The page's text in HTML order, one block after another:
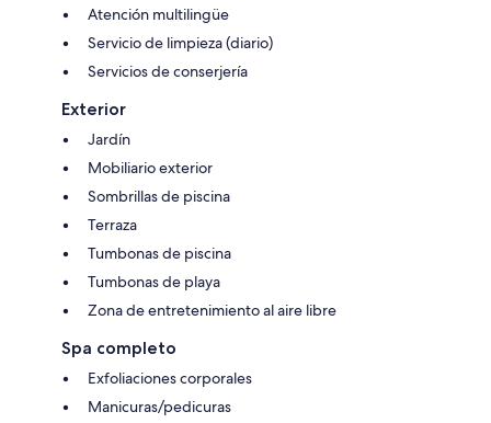
Atención multilingüe
Servicio de limpieza (diario)
Servicios de conserjería
Exterior
Jardín
Mobiliario exterior
Sombrillas de piscina
Terraza
Tumbonas de piscina
Tumbonas de playa
Zona de entretenimiento al aire libre
Spa completo
Exfoliaciones corporales
Manicuras/pedicuras